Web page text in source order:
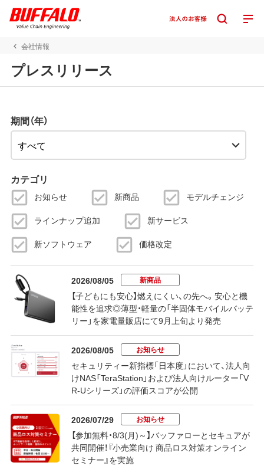
会社情報
プレスリリース
期間（年）
カテゴリ
お知らせ 新商品
モデルチェンジ
ラインナップ追加
新サービス
新ソフトウェア
価格改定
2026/08/05 新商品
【子どもにも安心】燃えにくい、の先へ。安心と機
能性を追求◎薄型・軽量の「半固体モバイルバッテ
リー」を家電量販店にて9月上旬より発売
2026/08/05 お知らせ
セキュリティー新指標「日本度」において、法人向
けNAS「TeraStation」および法人向けルーター「V
R-Uシリーズ」の評価スコアが公開
2026/07/29 お知らせ
【参加無料・8/3(月)～】バッファローとセキュアが
共同開催！『小売業向け 商品ロス対策オンライン
セミナー』を実施